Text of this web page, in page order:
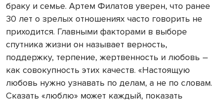
браку и семье. Артем Филатов уверен, что ранее
30 лет о зрелых отношениях часто говорить не
приходится. Главными факторами в выборе
спутника жизни он называет верность,
поддержку, терпение, жертвенность и любовь –
как совокупность этих качеств. «Настоящую
любовь нужно узнавать по делам, а не по словам.
Сказать «люблю» может каждый, показать